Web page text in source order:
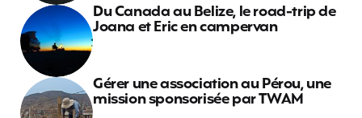
Du Canada au Belize, le road-trip de
Joana et Eric en campervan
Gérer une association au Pérou, une
mission sponsorisée par TWAM